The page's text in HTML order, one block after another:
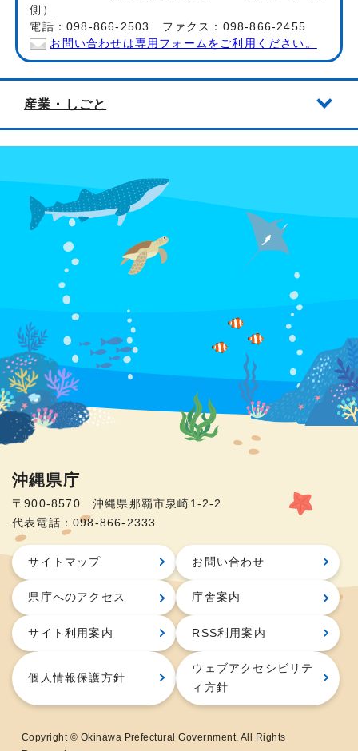
側）
電話：098-866-2503 ファクス：098-866-2455
お問い合わせは専用フォームをご利用ください。
産業・しごと
沖縄県庁
〒900-8570 沖縄県那覇市泉崎1-2-2
代表電話：098-866-2333
サイトマップ お問い合わせ
県庁へのアクセス 庁舎案内
サイト利用案内 RSS利用案内
個人情報保護方針
ウェブアクセシビリテ
ィ方針
Copyright © Okinawa Prefectural Government. All Rights